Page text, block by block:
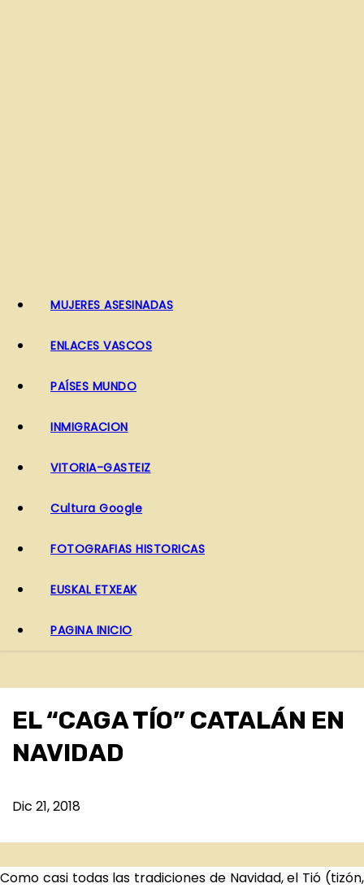
MUJERES ASESINADAS
ENLACES VASCOS
PAÍSES MUNDO
INMIGRACION
VITORIA-GASTEIZ
Cultura Google
FOTOGRAFIAS HISTORICAS
EUSKAL ETXEAK
PAGINA INICIO
EL “CAGA TÍO” CATALÁN EN
NAVIDAD
Dic 21, 2018
Como casi todas las tradiciones de Navidad, el Tió (tizón,